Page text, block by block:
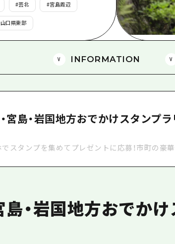
#芸北 #宮島周辺
山口県東部
INFORMATION
宮島・岩国地方おでかけスタンプ
でスタンプを集めてプレゼントに応募！市町の豪
島・岩国地方おでか